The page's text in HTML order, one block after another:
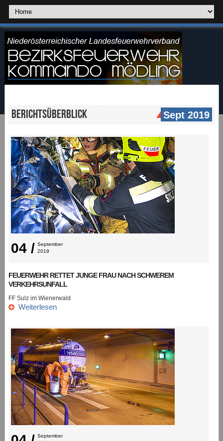
Berichtsüberblick Sept 2019
04 / September
2019
FEUERWEHR RETTET JUNGE FRAU NACH SCHWEREM
VERKEHRSUNFALL
FF Sulz im Wienerwald
Weiterlesen
September